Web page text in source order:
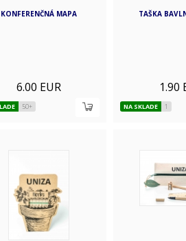
KONFERENČNÁ MAPA
6.00 EUR
50+
TAŠKA
1.90
NA SKLADE 1